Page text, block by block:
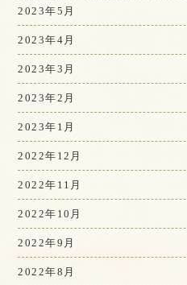
2023年5月
2023年4月
2023年3月
2023年2月
2023年1月
2022年12月
2022年11月
2022年10月
2022年9月
2022年8月